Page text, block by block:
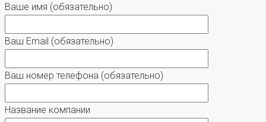
Ваше имя (обязательно)
Ваш Email (обязательно)
Ваш номер телефона (обязательно)
Название компании